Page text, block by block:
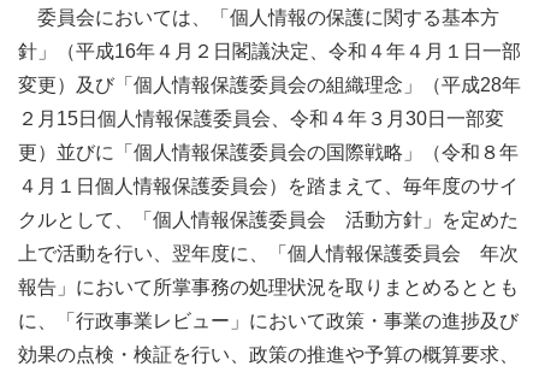
委員会においては、「個人情報の保護に関する基本方
針」（平成16年４月２日閣議決定、令和４年４月１日一部
変更）及び「個人情報保護委員会の組織理念」（平成28年
２月15日個人情報保護委員会、令和４年３月30日一部変
更）並びに「個人情報保護委員会の国際戦略」（令和８年
４月１日個人情報保護委員会）を踏まえて、毎年度のサイ
クルとして、「個人情報保護委員会 活動方針」を定めた
上で活動を行い、翌年度に、「個人情報保護委員会 年次
報告」において所掌事務の処理状況を取りまとめるととも
に、「行政事業レビュー」において政策・事業の進捗及び
効果の点検・検証を行い、政策の推進や予算の概算要求、